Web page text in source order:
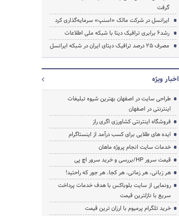
گرفت
ایرانسل در شرکت مالک «اسنپ» سرمایه‌گذاری کرد
رشد6 برابری ترافیک دیتا با شبکه ملی اطلاعات
مصرف 25 درصد ترافیک دیتای ایران در شبکه ایرانسل
اخبار ویژه
طراحی سایت در اصفهان بهترین شیوه تبلیغات
اینترنتی در اصفهان
فروشگاه اینترنتی کشاورزی اگری راز
ایده های طلایی برای کسب درآمد از اینستاگرام
خدمات سایت انجام پروژه ماهان
قیمت سرور HP/بررسی و خرید سرور اچ پی
هر زبانی، هر زمانی، هر کجا، هر جور که راحتید!
رونمایی از سایت بلوباکس با هدف خدمات پرداخت
سریع با نازلترین قیمت
خرید تلگرام پرمیوم با ارزان ترین قیمت